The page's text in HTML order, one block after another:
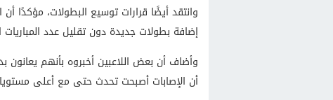
وانتقد أيضًا قرارات توسيع البطولات، مؤكدًا
إضافة بطولات جديدة دون تقليل عدد المباريات
وأضاف أن بعض اللاعبين أخبروه بأنهم يعانون
أن الإصابات أصبحت تحدث حتى مع أعلى